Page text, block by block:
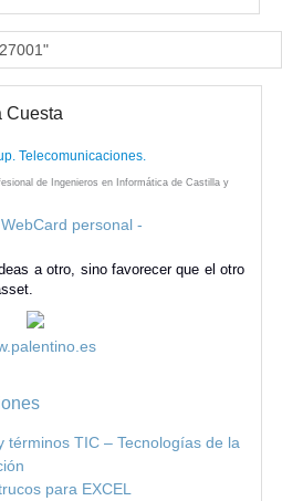
Cuesta
Telecomunicaciones.
de Ingenieros en Informática de Castilla y
personal -
a otro, sino favorecer que el otro
términos TIC – Tecnologías de la
para EXCEL